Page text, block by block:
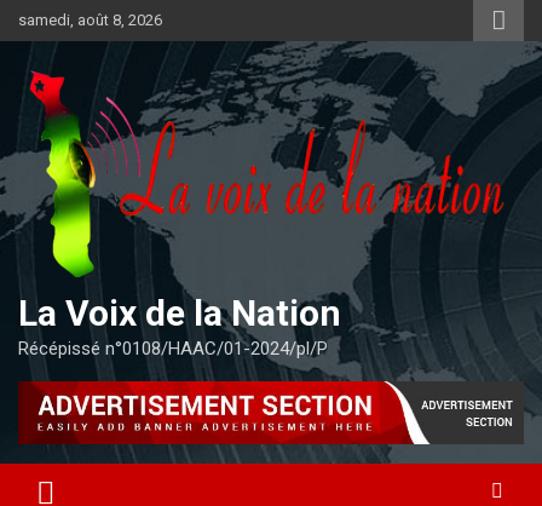
au
contenu
samedi, août 8, 2026
La Voix de la Nation
Récépissé n°0108/HAAC/01-2024/pl/P